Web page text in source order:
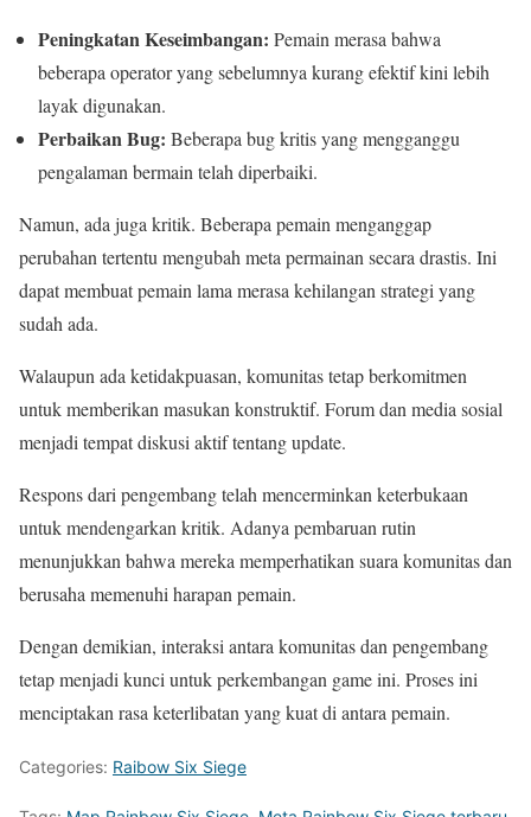
Peningkatan Keseimbangan: Pemain merasa bahwa
beberapa operator yang sebelumnya kurang efektif kini lebih
layak digunakan.
Perbaikan Bug: Beberapa bug kritis yang mengganggu
pengalaman bermain telah diperbaiki.
Namun, ada juga kritik. Beberapa pemain menganggap
perubahan tertentu mengubah meta permainan secara drastis. Ini
dapat membuat pemain lama merasa kehilangan strategi yang
sudah ada.
Walaupun ada ketidakpuasan, komunitas tetap berkomitmen
untuk memberikan masukan konstruktif. Forum dan media sosial
menjadi tempat diskusi aktif tentang update.
Respons dari pengembang telah mencerminkan keterbukaan
untuk mendengarkan kritik. Adanya pembaruan rutin
menunjukkan bahwa mereka memperhatikan suara komunitas dan
berusaha memenuhi harapan pemain.
Dengan demikian, interaksi antara komunitas dan pengembang
tetap menjadi kunci untuk perkembangan game ini. Proses ini
menciptakan rasa keterlibatan yang kuat di antara pemain.
Categories: Raibow Six Siege